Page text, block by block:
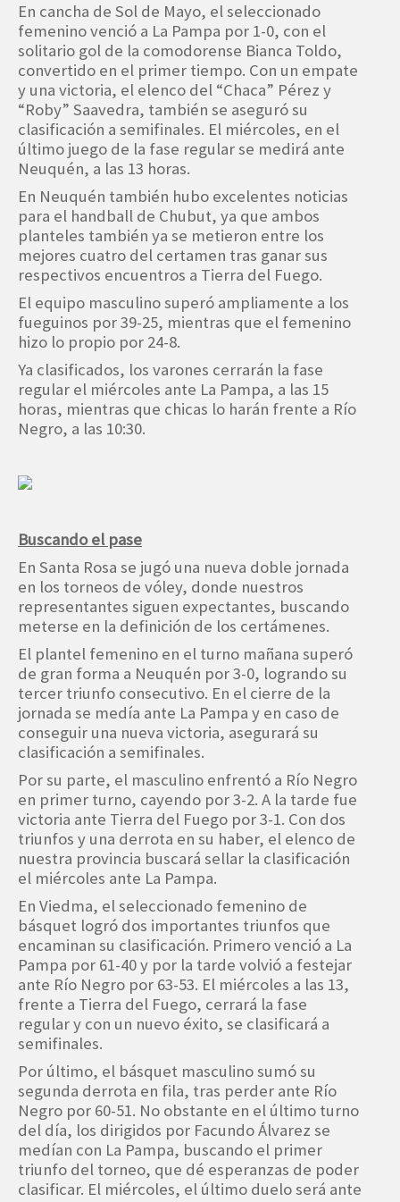
En cancha de Sol de Mayo, el seleccionado
femenino venció a La Pampa por 1-0, con el
solitario gol de la comodorense Bianca Toldo,
convertido en el primer tiempo. Con un empate
y una victoria, el elenco del “Chaca” Pérez y
“Roby” Saavedra, también se aseguró su
clasificación a semifinales. El miércoles, en el
último juego de la fase regular se medirá ante
Neuquén, a las 13 horas.
En Neuquén también hubo excelentes noticias
para el handball de Chubut, ya que ambos
planteles también ya se metieron entre los
mejores cuatro del certamen tras ganar sus
respectivos encuentros a Tierra del Fuego.
El equipo masculino superó ampliamente a los
fueguinos por 39-25, mientras que el femenino
hizo lo propio por 24-8.
Ya clasificados, los varones cerrarán la fase
regular el miércoles ante La Pampa, a las 15
horas, mientras que chicas lo harán frente a Río
Negro, a las 10:30.
Buscando el pase
En Santa Rosa se jugó una nueva doble jornada
en los torneos de vóley, donde nuestros
representantes siguen expectantes, buscando
meterse en la definición de los certámenes.
El plantel femenino en el turno mañana superó
de gran forma a Neuquén por 3-0, logrando su
tercer triunfo consecutivo. En el cierre de la
jornada se medía ante La Pampa y en caso de
conseguir una nueva victoria, asegurará su
clasificación a semifinales.
Por su parte, el masculino enfrentó a Río Negro
en primer turno, cayendo por 3-2. A la tarde fue
victoria ante Tierra del Fuego por 3-1. Con dos
triunfos y una derrota en su haber, el elenco de
nuestra provincia buscará sellar la clasificación
el miércoles ante La Pampa.
En Viedma, el seleccionado femenino de
básquet logró dos importantes triunfos que
encaminan su clasificación. Primero venció a La
Pampa por 61-40 y por la tarde volvió a festejar
ante Río Negro por 63-53. El miércoles a las 13,
frente a Tierra del Fuego, cerrará la fase
regular y con un nuevo éxito, se clasificará a
semifinales.
Por último, el básquet masculino sumó su
segunda derrota en fila, tras perder ante Río
Negro por 60-51. No obstante en el último turno
del día, los dirigidos por Facundo Álvarez se
medían con La Pampa, buscando el primer
triunfo del torneo, que dé esperanzas de poder
clasificar. El miércoles, el último duelo será ante